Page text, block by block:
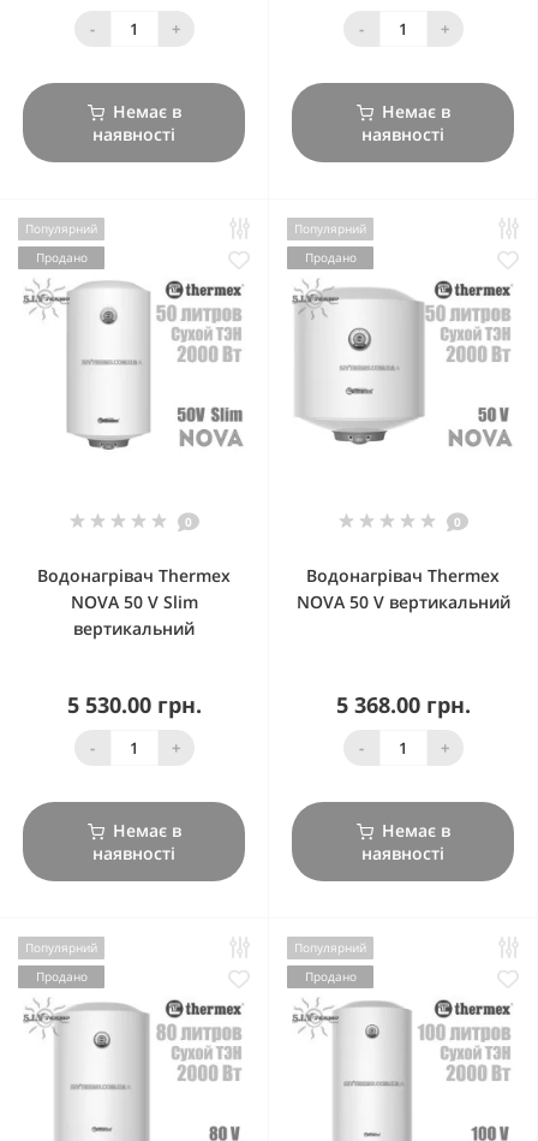
- +
Немає в
наявності
- +
Немає в
наявності
Популярний
Продано
0
Водонагрівач Thermex
NOVA 50 V Slim
вертикальний
5 530.00 грн.
- +
Немає в
наявності
Популярний
Продано
0
Водонагрівач Thermex
NOVA 50 V вертикальний
5 368.00 грн.
- +
Немає в
наявності
Популярний
Продано
Популярний
Продано